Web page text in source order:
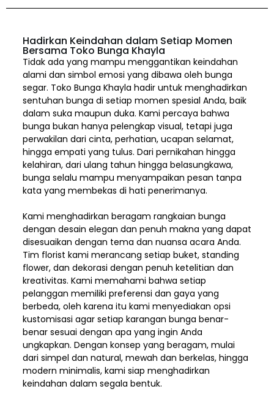
Hadirkan Keindahan dalam Setiap Momen
Bersama Toko Bunga Khayla
Tidak ada yang mampu menggantikan keindahan
alami dan simbol emosi yang dibawa oleh bunga
segar. Toko Bunga Khayla hadir untuk menghadirkan
sentuhan bunga di setiap momen spesial Anda, baik
dalam suka maupun duka. Kami percaya bahwa
bunga bukan hanya pelengkap visual, tetapi juga
perwakilan dari cinta, perhatian, ucapan selamat,
hingga empati yang tulus. Dari pernikahan hingga
kelahiran, dari ulang tahun hingga belasungkawa,
bunga selalu mampu menyampaikan pesan tanpa
kata yang membekas di hati penerimanya.
Kami menghadirkan beragam rangkaian bunga
dengan desain elegan dan penuh makna yang dapat
disesuaikan dengan tema dan nuansa acara Anda.
Tim florist kami merancang setiap buket, standing
flower, dan dekorasi dengan penuh ketelitian dan
kreativitas. Kami memahami bahwa setiap
pelanggan memiliki preferensi dan gaya yang
berbeda, oleh karena itu kami menyediakan opsi
kustomisasi agar setiap karangan bunga benar-
benar sesuai dengan apa yang ingin Anda
ungkapkan. Dengan konsep yang beragam, mulai
dari simpel dan natural, mewah dan berkelas, hingga
modern minimalis, kami siap menghadirkan
keindahan dalam segala bentuk.